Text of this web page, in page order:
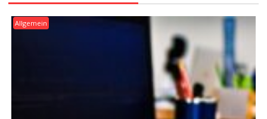
Allgemein